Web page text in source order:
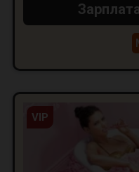
VIP